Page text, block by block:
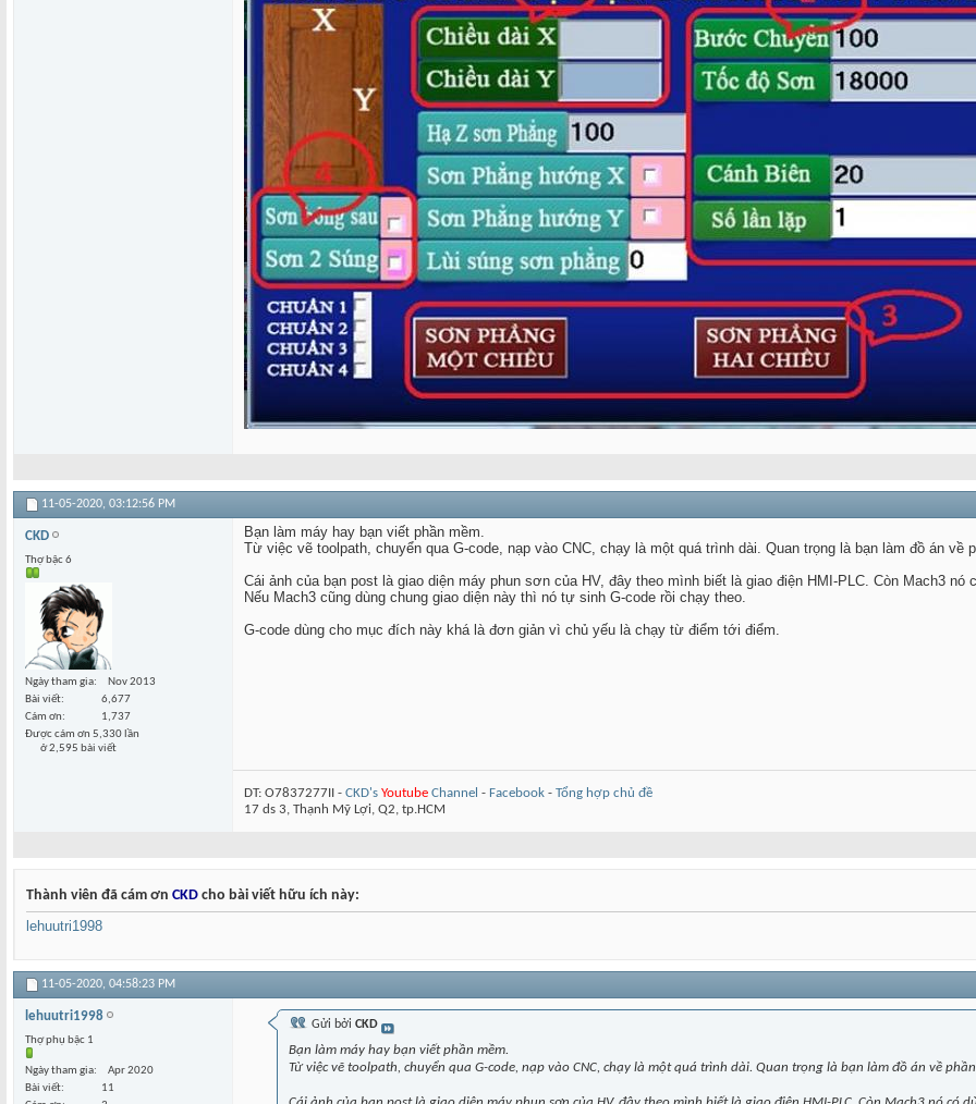
11-05-2020, 03:12:56 PM
CKD
Thợ bậc 6
Ngày tham gia
Nov 2013
Bài viết
6,677
Cám ơn
1,737
Được cám ơn 5,330 lần
ở 2,595 bài viết
Bạn làm máy hay bạn viết phần mềm.
Từ việc vẽ toolpath, chuyển qua G-code, nạp vào CNC, chạy là một quá trình dài. Quan trọng là bạn làm đồ án về
Cái ảnh của bạn post là giao diện máy phun sơn của HV, đây theo mình biết là giao điện HMI-PLC. Còn Mach3 nó
Nếu Mach3 cũng dùng chung giao diện này thì nó tự sinh G-code rồi chạy theo.
G-code dùng cho mục đích này khá là đơn giản vì chủ yếu là chạy từ điểm tới điểm.
DT: O7837277II - CKD's Youtube Channel - Facebook - Tổng hợp chủ đề
17 ds 3, Thạnh Mỹ Lợi, Q2, tp.HCM
Thành viên đã cám ơn CKD cho bài viết hữu ích này:
lehuutri1998
11-05-2020, 04:58:23 PM
lehuutri1998
Thợ phụ bậc 1
Ngày tham gia
Apr 2020
Bài viết
11
Gửi bởi CKD
Bạn làm máy hay bạn viết phần mềm.
Từ việc vẽ toolpath, chuyển qua G-code, nạp vào CNC, chạy là một quá trình dài. Quan trọng là bạn làm đồ án về